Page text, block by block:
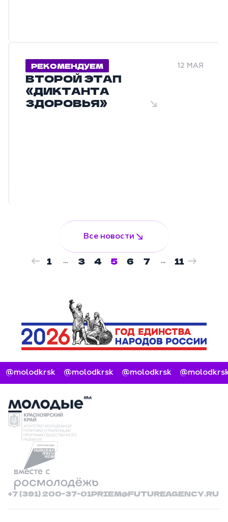
РЕКОМЕНДУЕМ 12 МАЯ
ВТОРОЙ ЭТАП
«ДИКТАНТА
ЗДОРОВЬЯ»
Все новости
1 ... 3 4 5 6 7 ... 11
@molodkrsk @molodkrsk @molodkrsk @molodkrsk
+7 (391) 200-37-01PRIEM@FUTUREAGENCY.RU